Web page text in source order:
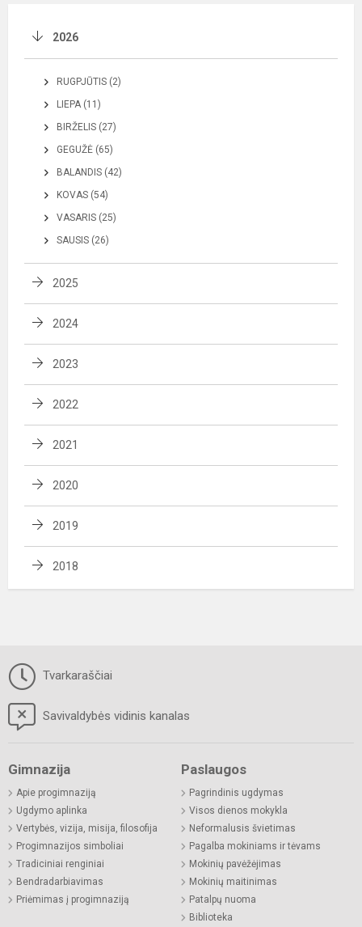
2026
RUGPJŪTIS (2)
LIEPA (11)
BIRŽELIS (27)
GEGUŽĖ (65)
BALANDIS (42)
KOVAS (54)
VASARIS (25)
SAUSIS (26)
2025
2024
2023
2022
2021
2020
2019
2018
Tvarkaraščiai
Savivaldybės vidinis kanalas
Gimnazija
Apie progimnaziją
Ugdymo aplinka
Vertybės, vizija, misija, filosofija
Progimnazijos simboliai
Tradiciniai renginiai
Bendradarbiavimas
Priėmimas į progimnaziją
Paslaugos
Pagrindinis ugdymas
Visos dienos mokykla
Neformalusis švietimas
Pagalba mokiniams ir tėvams
Mokinių pavėžėjimas
Mokinių maitinimas
Patalpų nuoma
Biblioteka